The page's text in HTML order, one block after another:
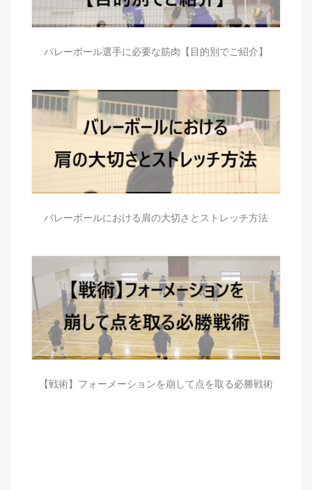
バレーボール選手に必要な筋肉【目的別でご紹介】
バレーボールにおける肩の大切さとストレッチ方法
【戦術】フォーメーションを崩して点を取る必勝戦術